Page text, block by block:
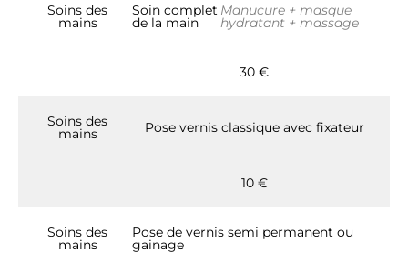
Soins des
mains
Soin complet
de la main
Manucure + masque
hydratant + massage
30 €
Soins des
mains Pose vernis classique avec fixateur
10 €
Soins des
mains
Pose de vernis semi permanent ou
gainage